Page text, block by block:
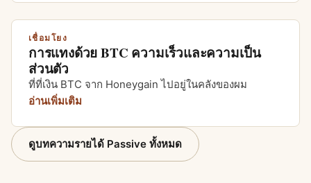
เชื่อมโยง
การแทงด้วย BTC ความเร็วและความเป็น
ส่วนตัว
ที่ที่เงิน BTC จาก Honeygain ไปอยู่ในคลังของผม
อ่านเพิ่มเติม
ดูบทความรายได้ Passive ทั้งหมด